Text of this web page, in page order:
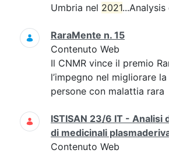
Umbria nel 2021
RaraMente n. 15
Contenuto Web
Il CNMR vince il premio
l’impegno nel migliorare
persone con malattia rara
ISTISAN 23/6 IT - Analisi
di medicinali
Contenuto Web